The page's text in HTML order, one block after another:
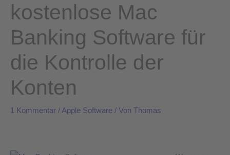
kostenlose Mac
Banking Software für
die Kontrolle der
Konten
1 Kommentar /Apple Software / Von Thomas